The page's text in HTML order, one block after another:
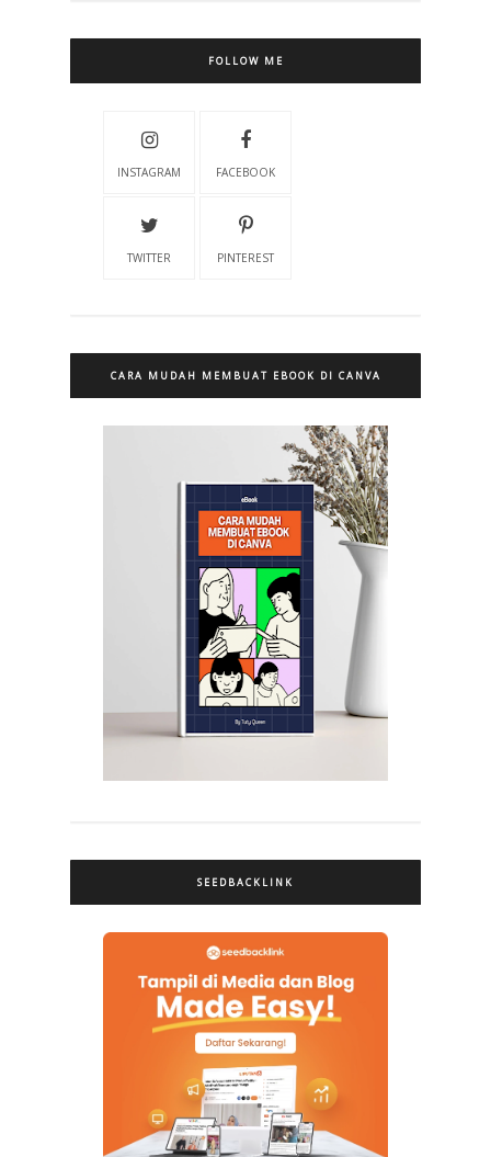
FOLLOW ME
INSTAGRAM FACEBOOK
TWITTER PINTEREST
CARA MUDAH MEMBUAT EBOOK DI CANVA
SEEDBACKLINK